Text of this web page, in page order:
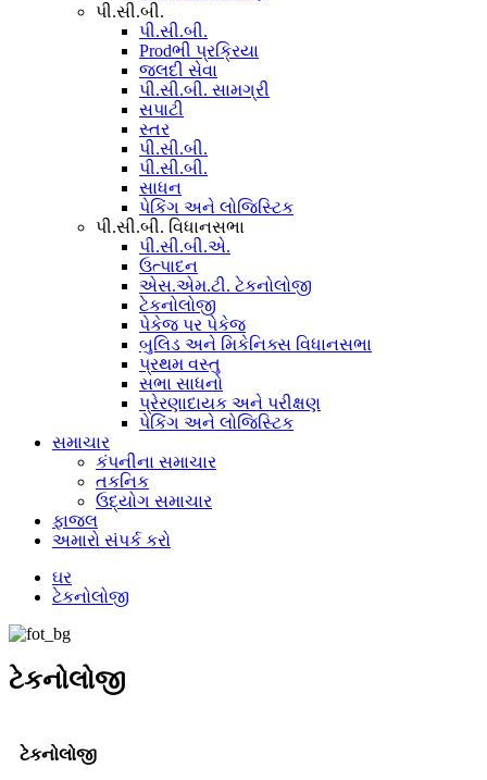
પી.સી.બી.
પી.સી.બી.
Prodભી પ્રક્રિયા
જલદી સેવા
પી.સી.બી. સામગ્રી
સપાટી
સ્તર
પી.સી.બી.
પી.સી.બી.
સાધન
પેકિંગ અને લોજિસ્ટિક
પી.સી.બી. વિધાનસભા
પી.સી.બી.એ.
ઉત્પાદન
એસ.એમ.ટી. ટેકનોલોજી
ટેકનોલોજી
પેકેજ પર પેકેજ
બુલિડ અને મિકેનિક્સ વિધાનસભા
પ્રથમ વસ્તુ
સભા સાધનો
પ્રેરણાદાયક અને પરીક્ષણ
પેકિંગ અને લોજિસ્ટિક
સમાચાર
કંપનીના સમાચાર
તકનિક
ઉદ્યોગ સમાચાર
ફાજલ
અમારો સંપર્ક કરો
ઘર
ટેકનોલોજી
ટેકનોલોજી
ટેકનોલોજી